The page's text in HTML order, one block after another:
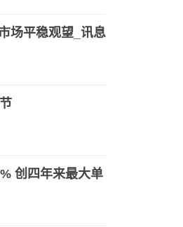
场平稳观望_讯息
创四年来最大单